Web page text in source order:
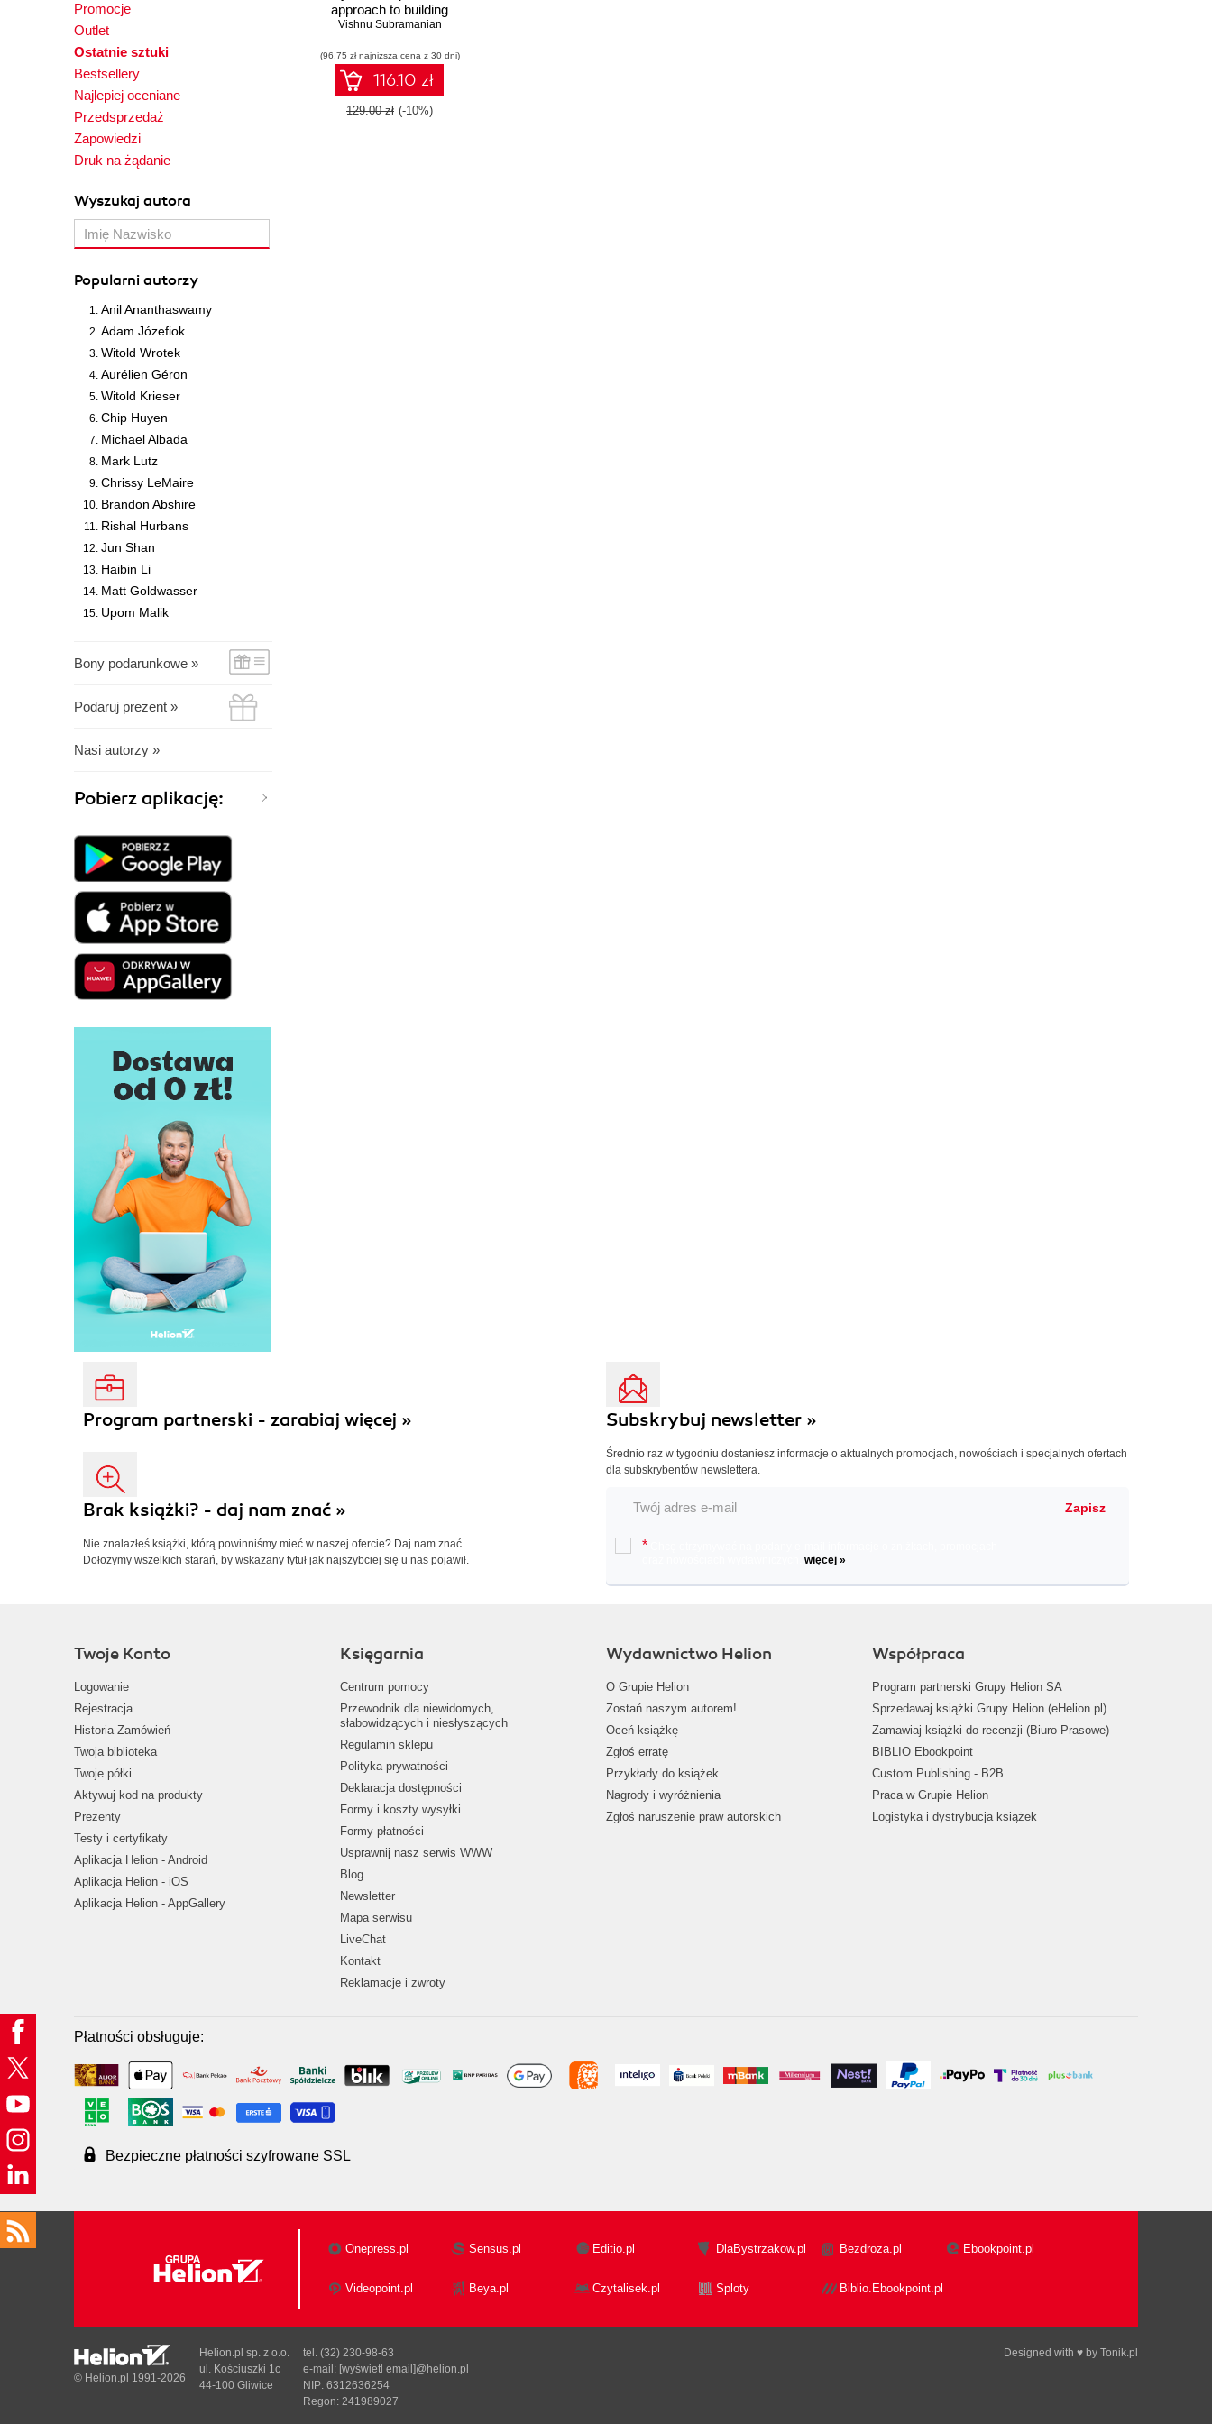
Promocje
Outlet
Ostatnie sztuki
Bestsellery
Najlepiej oceniane
Przedsprzedaż
Zapowiedzi
Druk na żądanie
Wyszukaj autora
Popularni autorzy
Anil Ananthaswamy
Adam Józefiok
Witold Wrotek
Aurélien Géron
Witold Krieser
Chip Huyen
Michael Albada
Mark Lutz
Chrissy LeMaire
Brandon Abshire
Rishal Hurbans
Jun Shan
Haibin Li
Matt Goldwasser
Upom Malik
Bony podarunkowe »
Podaruj prezent »
Nasi autorzy »
Pobierz aplikację:
approach to building
neural network models
Vishnu Subramanian
(96,75 zł najniższa cena z 30 dni)
116.10 zł
129.00 zł (-10%)
Program partnerski - zarabiaj więcej »
Brak książki? - daj nam znać »
Nie znalazłeś książki, którą powinniśmy mieć w naszej ofercie? Daj nam znać.
Dołożymy wszelkich starań, by wskazany tytuł jak najszybciej się u nas pojawił.
Subskrybuj newsletter »
Średnio raz w tygodniu dostaniesz informacje o aktualnych promocjach, nowościach i specjalnych ofertach
dla subskrybentów newslettera.
Zapisz
*
więcej »
Twoje Konto
Logowanie
Rejestracja
Historia Zamówień
Twoja biblioteka
Twoje półki
Aktywuj kod na produkty
Prezenty
Testy i certyfikaty
Aplikacja Helion - Android
Aplikacja Helion - iOS
Aplikacja Helion - AppGallery
Księgarnia
Centrum pomocy
Przewodnik dla niewidomych,
słabowidzących i niesłyszących
Regulamin sklepu
Polityka prywatności
Deklaracja dostępności
Formy i koszty wysyłki
Formy płatności
Usprawnij nasz serwis WWW
Blog
Newsletter
Mapa serwisu
LiveChat
Kontakt
Reklamacje i zwroty
Wydawnictwo Helion
O Grupie Helion
Zostań naszym autorem!
Oceń książkę
Zgłoś erratę
Przykłady do książek
Nagrody i wyróżnienia
Zgłoś naruszenie praw autorskich
Współpraca
Program partnerski Grupy Helion SA
Sprzedawaj książki Grupy Helion (eHelion.pl)
Zamawiaj książki do recenzji (Biuro Prasowe)
BIBLIO Ebookpoint
Custom Publishing - B2B
Praca w Grupie Helion
Logistyka i dystrybucja książek
Płatności obsługuje:
Bezpieczne płatności szyfrowane SSL
Onepress.pl Sensus.pl Editio.pl DlaBystrzakow.pl Bezdroza.pl Ebookpoint.pl
Videopoint.pl Beya.pl Czytalisek.pl Sploty Biblio.Ebookpoint.pl
Designed with ♥ by Tonik.pl
© Helion.pl 1991-2026
Helion.pl sp. z o.o.
ul. Kościuszki 1c
44-100 Gliwice
tel. (32) 230-98-63
e-mail: [wyświetl email]@helion.pl
NIP: 6312636254
Regon: 241989027